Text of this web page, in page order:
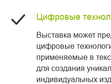
Цифровые
Выставка может
цифровые
применяемые в
для создания
индивидуальных